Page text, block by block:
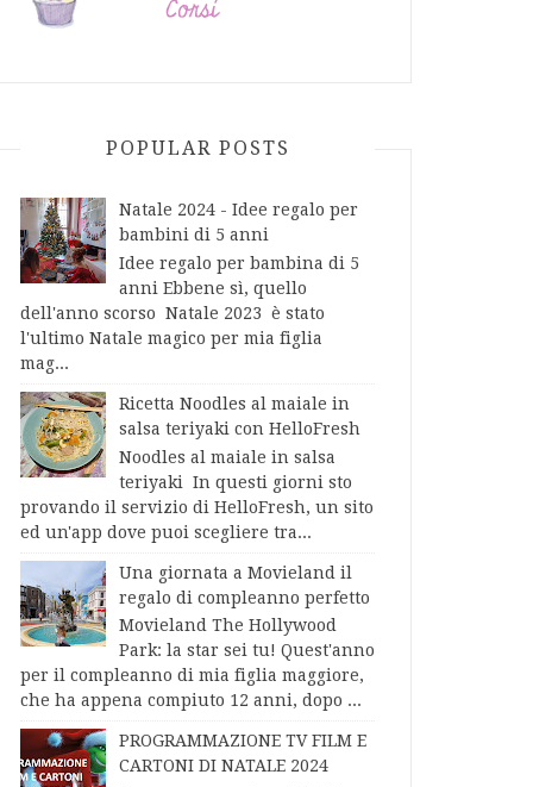
POPULAR POSTS
Natale 2024 - Idee regalo per
bambini di 5 anni
Idee regalo per bambina di 5
anni Ebbene sì, quello
dell'anno scorso Natale 2023 è stato
l'ultimo Natale magico per mia figlia
mag...
Ricetta Noodles al maiale in
salsa teriyaki con HelloFresh
Noodles al maiale in salsa
teriyaki In questi giorni sto
provando il servizio di HelloFresh, un sito
ed un'app dove puoi scegliere tra...
Una giornata a Movieland il
regalo di compleanno perfetto
Movieland The Hollywood
Park: la star sei tu! Quest'anno
per il compleanno di mia figlia maggiore,
che ha appena compiuto 12 anni, dopo ...
PROGRAMMAZIONE TV FILM E
CARTONI DI NATALE 2024